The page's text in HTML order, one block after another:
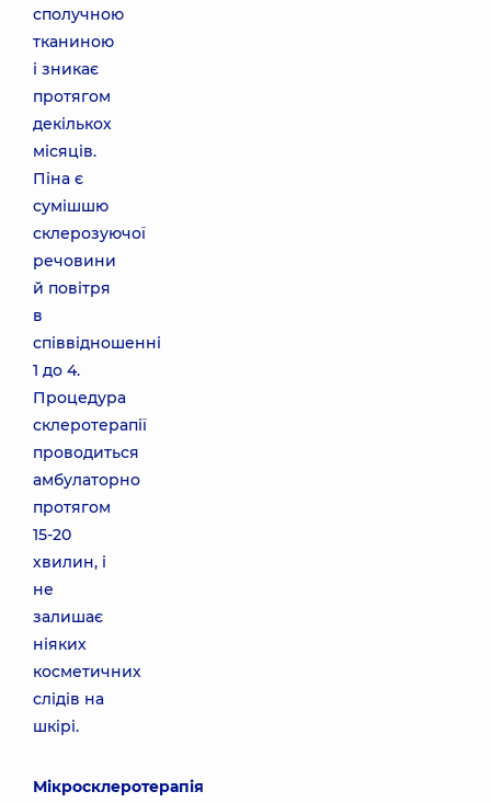
сполучною
тканиною
і зникає
протягом
декількох
місяців.
Піна є
сумішшю
склерозуючої
речовини
й повітря
в
співвідношенні
1 до 4.
Процедура
склеротерапії
проводиться
амбулаторно
протягом
15-20
хвилин, і
не
залишає
ніяких
косметичних
слідів на
шкірі.
Мікросклеротерапія